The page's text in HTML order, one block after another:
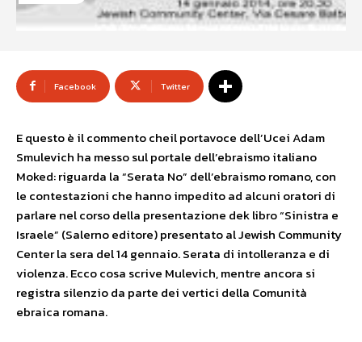
Facebook Twitter
E questo è il commento cheil portavoce dell’Ucei Adam
Smulevich ha messo sul portale dell’ebraismo italiano
Moked: riguarda la “Serata No” dell’ebraismo romano, con
le contestazioni che hanno impedito ad alcuni oratori di
parlare nel corso della presentazione dek libro “Sinistra e
Israele” (Salerno editore) presentato al Jewish Community
Center la sera del 14 gennaio. Serata di intolleranza e di
violenza. Ecco cosa scrive Mulevich, mentre ancora si
registra silenzio da parte dei vertici della Comunità
ebraica romana.